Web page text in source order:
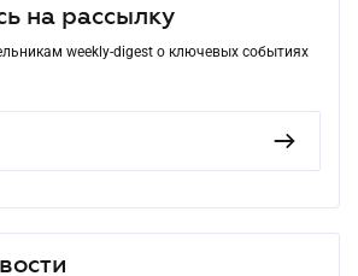
на рассылку
weekly-digest о ключевых событиях